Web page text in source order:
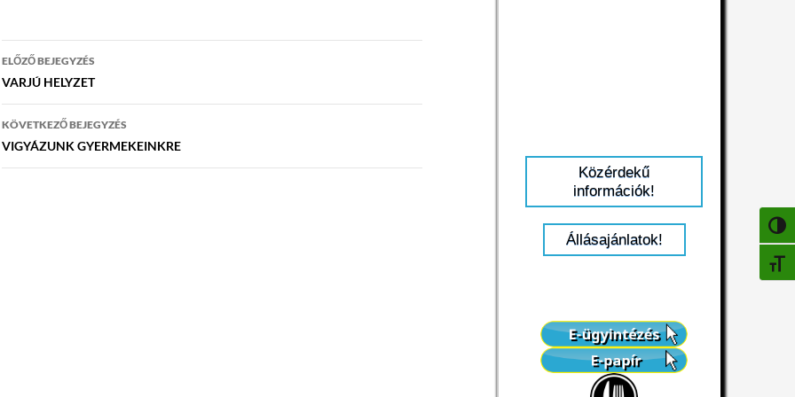
Bejegyzés
navigáció
ELŐZŐ BEJEGYZÉS
VARJÚ HELYZET
KÖVETKEZŐ BEJEGYZÉS
VIGYÁZUNK GYERMEKEINKRE
Közérdekű
információk!
Állásajánlatok!